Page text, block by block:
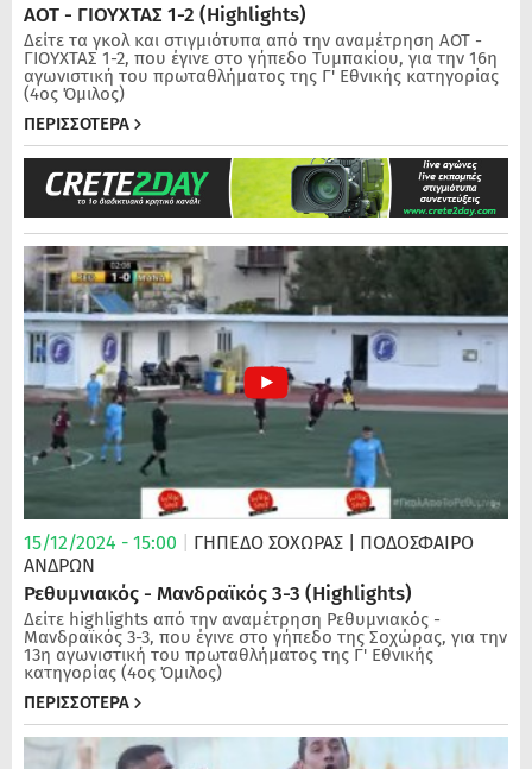
ΑΟΤ - ΓΙΟΥΧΤΑΣ 1-2 (Highlights)
Δείτε τα γκολ και στιγμιότυπα από την αναμέτρηση ΑΟΤ -
ΓΙΟΥΧΤΑΣ 1-2, που έγινε στο γήπεδο Τυμπακίου, για την 16η
αγωνιστική του πρωταθλήματος της Γ' Εθνικής κατηγορίας
(4ος Όμιλος)
ΠΕΡΙΣΣΟΤΕΡΑ
15/12/2024 - 15:00 ΓΗΠΕΔΟ ΣΟΧΩΡΑΣ
| ΠΟΔΌΣΦΑΙΡΟ
ΑΝΔΡΏΝ
Ρεθυμνιακός - Μανδραϊκός 3-3 (Highlights)
Δείτε highlights από την αναμέτρηση Ρεθυμνιακός -
Μανδραϊκός 3-3, που έγινε στο γήπεδο της Σοχώρας, για την
13η αγωνιστική του πρωταθλήματος της Γ' Εθνικής
κατηγορίας (4ος Όμιλος)
ΠΕΡΙΣΣΟΤΕΡΑ